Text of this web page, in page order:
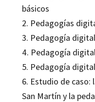
básicos
2. Pedagogías
3. Pedagogía
4. Pedagogía
5. Pedagogía
6. Estudio de caso:
San Martín y la